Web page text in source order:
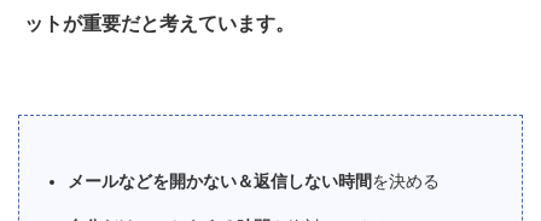
ットが重要だと考えています。
メールなどを開かない＆返信しない時間を決める